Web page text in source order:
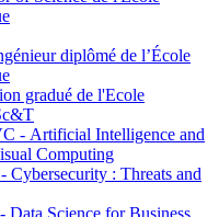
diplômé de l’École
gradué de l'Ecole
- Artificial Intelligence and
Computing
Cybersecurity : Threats and
Data Science for Business